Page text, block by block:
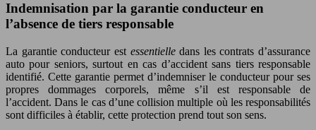
Indemnisation par la garantie conducteur en
l’absence de tiers responsable
La garantie conducteur est essentielledans les contrats d’assurance
auto pour seniors, surtout en cas d’accident sans tiers responsable
identifié. Cette garantie permet d’indemniser le conducteur pour ses
propres dommages corporels, même s’il est responsable de
l’accident. Dans le cas d’une collision multiple où les responsabilités
sont difficiles à établir, cette protection prend tout son sens.